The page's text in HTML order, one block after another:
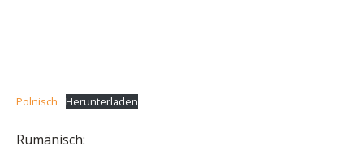
Polnisch Herunterladen
Rumänisch: